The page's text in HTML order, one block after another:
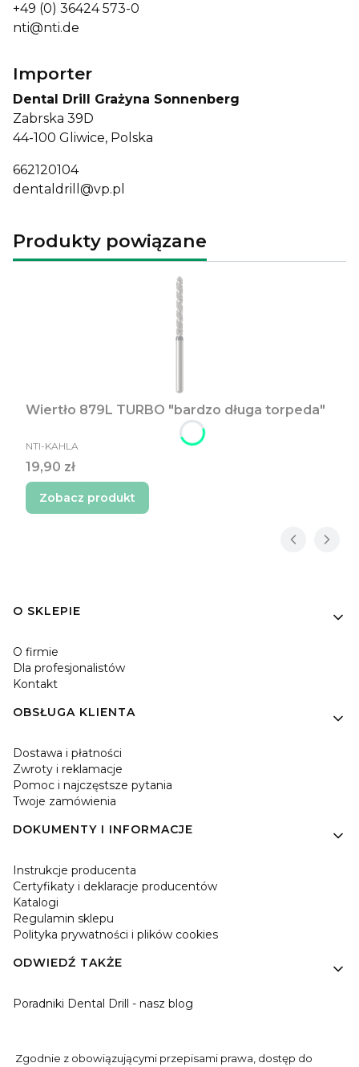
+49 (0) 36424 573-0
nti@nti.de
Importer
Dental Drill Grażyna Sonnenberg
Zabrska 39D
44-100 Gliwice, Polska
662120104
dentaldrill@vp.pl
Produkty powiązane
Wiertło 879L TURBO "bardzo długa torpeda"
PRODUCENT
NTI-KAHLA
Cena
19,90 zł
Zobacz produkt
Linki w stopce
O SKLEPIE
O firmie
Dla profesjonalistów
Kontakt
OBSŁUGA KLIENTA
Dostawa i płatności
Zwroty i reklamacje
Pomoc i najczęstsze pytania
Twoje zamówienia
DOKUMENTY I INFORMACJE
Instrukcje producenta
Certyfikaty i deklaracje producentów
Katalogi
Regulamin sklepu
Polityka prywatności i plików cookies
ODWIEDŹ TAKŻE
Poradniki Dental Drill - nasz blog
Zgodnie z obowiązującymi przepisami prawa, dostęp do